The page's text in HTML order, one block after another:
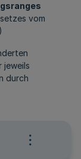
vom
jeweils
durch